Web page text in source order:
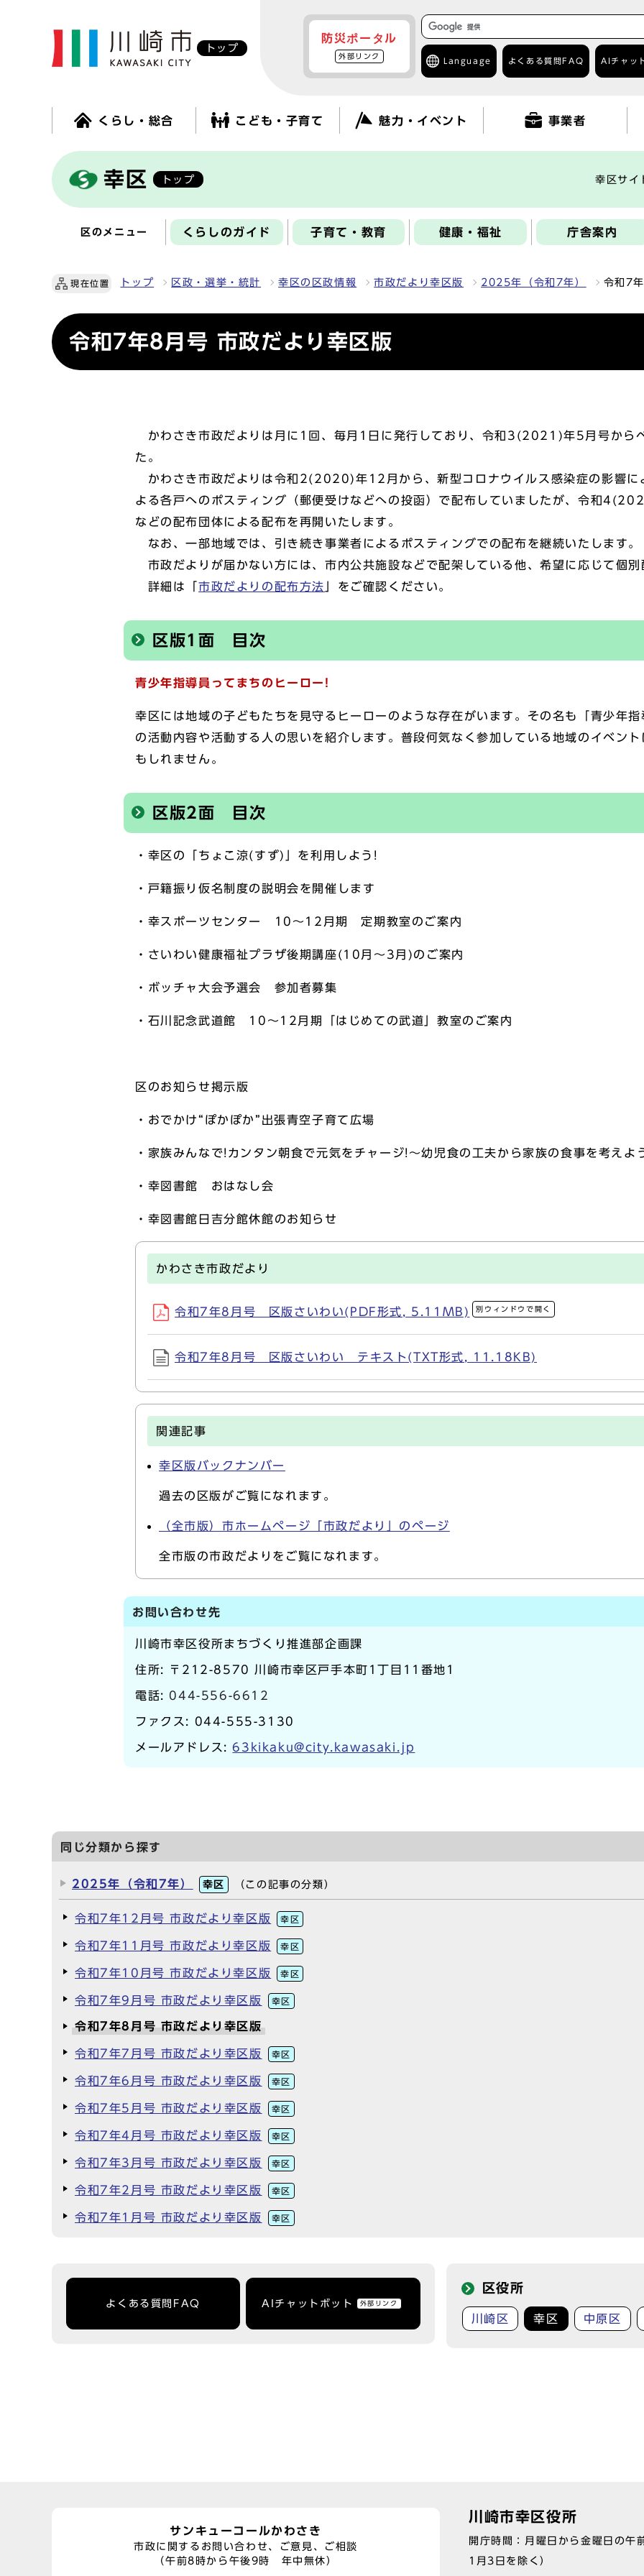
トップ
防災ポータル
外部リンク
Language よくある質問 FAQ AIチャッ
くらし・総合 こども・子育て 魅力・イベント 事業者
幸区 トップ 幸区サイ
区のメニュー くらしのガイド 子育て・教育 健康・福祉 庁舎案内
現在位置 トップ 区政・選挙・統計 幸区の区政情報 市政だより幸区版 2025年（令和7年） 令和7
令和7年8月号 市政だより幸区版
かわさき市政だよりは月に1回、毎月1日に発行しており、令和3(2021)年5月号から
た。
かわさき市政だよりは令和2(2020)年12月から、新型コロナウイルス感染症の影響に
よる各戸へのポスティング（郵便受けなどへの投函）で配布していましたが、令和
などの配布団体による配布を再開いたします。
なお、一部地域では、引き続き事業者によるポスティングでの配布を継続いたします。
市政だよりが届かない方には、市内公共施設などで配架している他、希望に応じて個
詳細は「 市政だよりの配布方法 」をご確認ください。
区版1面 目次
青少年指導員ってまちのヒーロー!
幸区には地域の子どもたちを見守るヒーローのような存在がいます。その名も「青少年
の活動内容や活動する人の思いを紹介します。普段何気なく参加している地域のイベン
もしれません。
区版2面 目次
・幸区の「ちょこ涼(すず)」を利用しよう!
・戸籍振り仮名制度の説明会を開催します
・幸スポーツセンター 10～12月期 定期教室のご案内
・さいわい健康福祉プラザ後期講座(10月～3月)のご案内
・ボッチャ大会予選会 参加者募集
・石川記念武道館 10～12月期「はじめての武道」教室のご案内
区のお知らせ掲示版
・おでかけ“ぽかぽか”出張青空子育て広場
・家族みんなで!カンタン朝食で元気をチャージ!～幼児食の工夫から家族の食事を考えよ
・幸図書館 おはなし会
・幸図書館日吉分館休館のお知らせ
かわさき市政だより
令和7年8月号 区版さいわい(PDF形式, 5.11MB) 別ウィンドウで開く
令和7年8月号 区版さいわい テキスト(TXT形式, 11.18KB)
関連記事
幸区版バックナンバー
過去の区版がご覧になれます。
（全市版）市ホームページ「市政だより」のページ
全市版の市政だよりをご覧になれます。
お問い合わせ先
川崎市幸区役所まちづくり推進部企画課
住所: 〒212-8570 川崎市幸区戸手本町1丁目11番地1
電話: 044-556-6612
ファクス: 044-555-3130
メールアドレス:63kikaku@city.kawasaki.jp
同じ分類から探す
2025年（令和7年） 幸区 （この記事の分類）
令和7年12月号 市政だより幸区版 幸区
令和7年11月号 市政だより幸区版 幸区
令和7年10月号 市政だより幸区版 幸区
令和7年9月号 市政だより幸区版 幸区
令和7年8月号 市政だより幸区版
令和7年7月号 市政だより幸区版 幸区
令和7年6月号 市政だより幸区版 幸区
令和7年5月号 市政だより幸区版 幸区
令和7年4月号 市政だより幸区版 幸区
令和7年3月号 市政だより幸区版 幸区
令和7年2月号 市政だより幸区版 幸区
令和7年1月号 市政だより幸区版 幸区
よくある質問FAQ AIチャットボット 外部リンク
区役所
川崎区 幸区 中原区
サンキューコールかわさき
市政に関するお問い合わせ、ご意見、ご相談
（午前8時から午後9時 年中無休）
川崎市幸区役所
開庁時間：月曜日から金曜日の
1月3日を除く）